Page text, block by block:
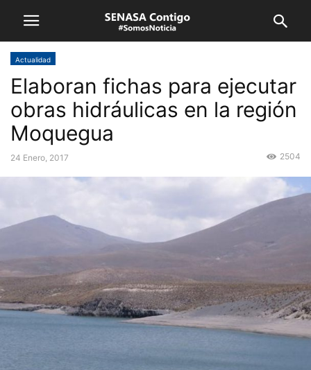
Actualidad
Elaboran fichas para ejecutar
obras hidráulicas en la región
Moquegua
24 Enero, 2017 2504